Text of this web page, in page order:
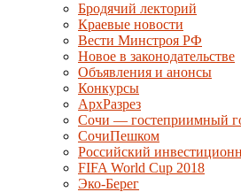
Бродячий лекторий
Краевые новости
Вести Минстроя РФ
Новое в законодательстве
Объявления и анонсы
Конкурсы
АрхРазрез
Сочи — гостеприимный
СочиПешком
Российский
FIFA World Cup 2018
Эко-Берег